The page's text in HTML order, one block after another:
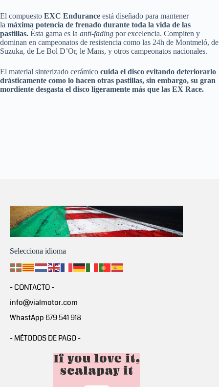
El compuesto EXC Endurance está diseñado para mantener
la máxima potencia de frenado durante toda la vida de las
pastillas. Ésta gama es la anti-fading por excelencia. Compiten y
dominan en campeonatos de resistencia como las 24h de Montmeló, de
Suzuka, de Le Bol D’Or, le Mans, y otros campeonatos nacionales.
El material sinterizado cerámico cuida el disco evitando deteriorarlo
drásticamente como lo hacen otras pastillas, sin embargo, su gran
mordiente desgasta el disco ligeramente más que las EX Race.
Selecciona idioma
- CONTACTO -
info@vialmotor.com
WhastApp 679 541 918
- MÉTODOS DE PAGO -